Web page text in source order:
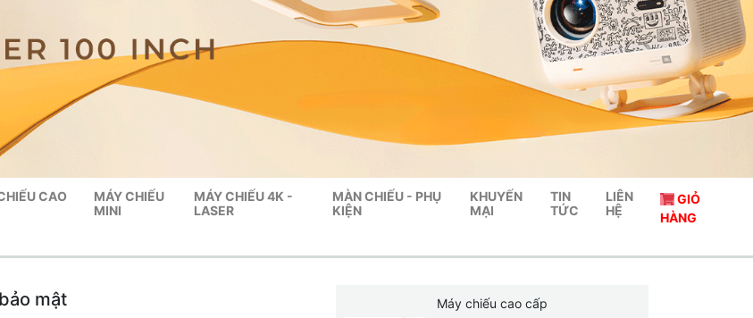
CAO
MÁY CHIẾU
MINI
MÁY CHIẾU 4K -
LASER
MÀN CHIẾU - PHỤ
KIỆN
KHUYẾN
MẠI
TIN
TỨC
LIÊN
HỆ
GIỎ
HÀNG
mật
Máy chiếu cao cấp